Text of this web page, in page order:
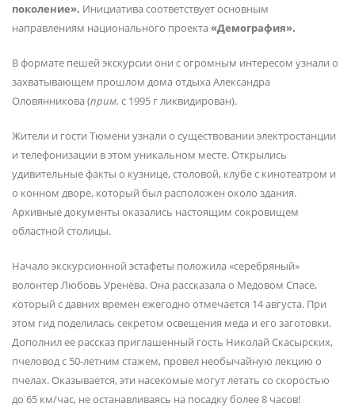
поколение». Инициатива соответствует основным
направлениям национального проекта«Демография».
В формате пешей экскурсии они с огромным интересом узнали о
захватывающем прошлом дома отдыха Александра
Оловянникова (прим. с 1995 г ликвидирован).
Жители и гости Тюмени узнали о существовании электростанции
и телефонизации в этом уникальном месте. Открылись
удивительные факты о кузнице, столовой, клубе с кинотеатром и
о конном дворе, который был расположен около здания.
Архивные документы оказались настоящим сокровищем
областной столицы.
Начало экскурсионной эстафеты положила «серебряный»
волонтер Любовь Уренёва. Она рассказала о Медовом Спасе,
который с давних времен ежегодно отмечается 14 августа. При
этом гид поделилась секретом освещения меда и его заготовки.
Дополнил ее рассказ приглашенный гость Николай Скасырских,
пчеловод с 50-летним стажем, провел необычайную лекцию о
пчелах. Оказывается, эти насекомые могут летать со скоростью
до 65 км/час, не останавливаясь на посадку более 8 часов!